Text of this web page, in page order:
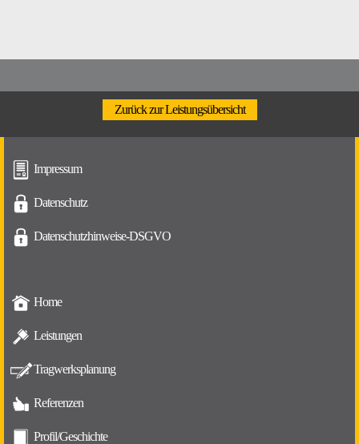
Zurück zur Leistungsübersicht
Impressum
Datenschutz
Datenschutzhinweise-DSGVO
Home
Leistungen
Tragwerksplanung
Referenzen
Profil/Geschichte